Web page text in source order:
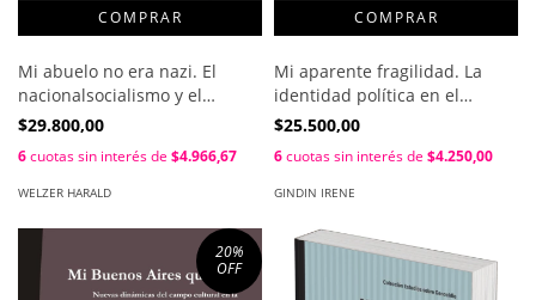
Mi abuelo no era nazi. El
nacionalsocialismo y el
Holocausto en la memoria
Sabine Moller ; Karoline
Tschuggnall
$29.800,00
6cuotas sin interés de $4.966,67
WELZER HARALD
Mi aparente fragilidad. La
identidad política en el
discurso de Cristina
2011 / Irene Lis Gindin
$25.500,00
6cuotas sin interés de $4.250,00
GINDIN IRENE
20%
OFF